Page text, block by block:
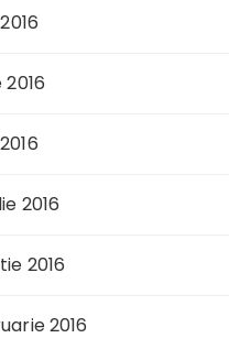
2016
2016
2016
2016